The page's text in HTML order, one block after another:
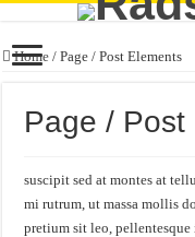
Home / Page / Post Elements
Page / Post
suscipit sed at montes at
mi rutrum, ut massa mollis
pretium sit leo,